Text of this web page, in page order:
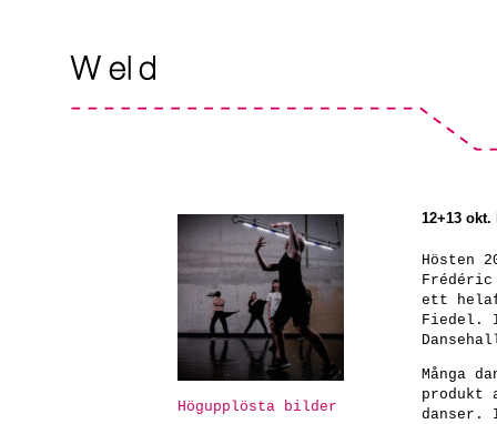
Högupplösta bilder
12+13
Hösten
ett
Fiedel. I
Många
produkt